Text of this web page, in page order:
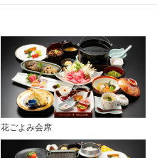
花ごよみ会席